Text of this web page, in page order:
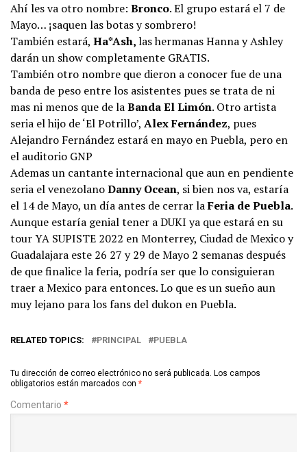
Ahí les va otro nombre: Bronco. El grupo estará el 7 de
Mayo… ¡saquen las botas y sombrero!
También estará, Ha*Ash,las hermanas Hanna y Ashley
darán un show completamente GRATIS.
También otro nombre que dieron a conocer fue de una
banda de peso entre los asistentes pues se trata de ni
mas ni menos que de laBanda El Limón. Otro artista
seria el hijo de ‘El Potrillo’, Alex Fernández, pues
Alejandro Fernández estará en mayo en Puebla, pero en
el auditorio GNP
Ademas un cantante internacional que aun en pendiente
seria el venezolanoDanny Ocean, si bien nos va, estaría
el 14 de Mayo, un día antes de cerrar laFeria de Puebla.
Aunque estaría genial tener a DUKI ya que estará en su
tour YA SUPISTE 2022 en Monterrey, Ciudad de Mexico y
Guadalajara este 26 27 y 29 de Mayo 2 semanas después
de que finalice la feria, podría ser que lo consiguieran
traer a Mexico para entonces. Lo que es un sueño aun
muy lejano para los fans del dukon en Puebla.
RELATED TOPICS: PRINCIPAL PUEBLA
Tu dirección de correo electrónico no será publicada. Los campos
obligatorios están marcados con *
Comentario *